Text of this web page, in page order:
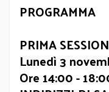
PROGRAMMA
PRIMA
Lunedì 3
Ore 14:00 -